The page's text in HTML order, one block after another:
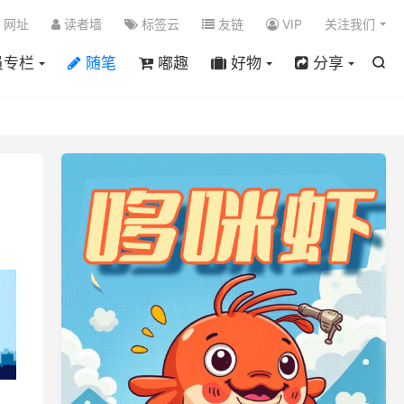

栏 随笔 嘟趣 好物 分享
网址 读者墙 标签云 友链 VIP 关注我们